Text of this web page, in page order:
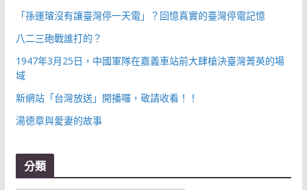
「孫運璿沒有讓臺灣停一天電」？回憶真實的臺灣停電記憶
八二三砲戰誰打的？
1947年3月25日，中國軍隊在嘉義車站前大肆槍決臺灣菁英的場
域
新網站「台灣放送」開播囉，敬請收看！！
湯德章與愛妻的故事
分類